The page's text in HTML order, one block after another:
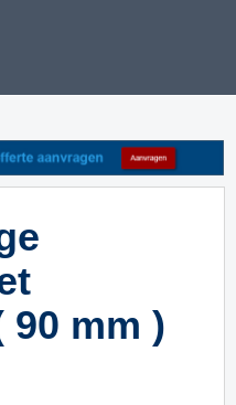
mm )